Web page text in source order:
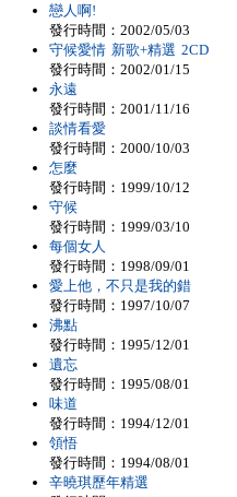
戀人啊!
發行時間：2002/05/03
守候愛情 新歌+精選 2CD
發行時間：2002/01/15
永遠
發行時間：2001/11/16
談情看愛
發行時間：2000/10/03
怎麼
發行時間：1999/10/12
守候
發行時間：1999/03/10
每個女人
發行時間：1998/09/01
愛上他，不只是我的錯
發行時間：1997/10/07
沸點
發行時間：1995/12/01
遺忘
發行時間：1995/08/01
味道
發行時間：1994/12/01
領悟
發行時間：1994/08/01
辛曉琪歷年精選